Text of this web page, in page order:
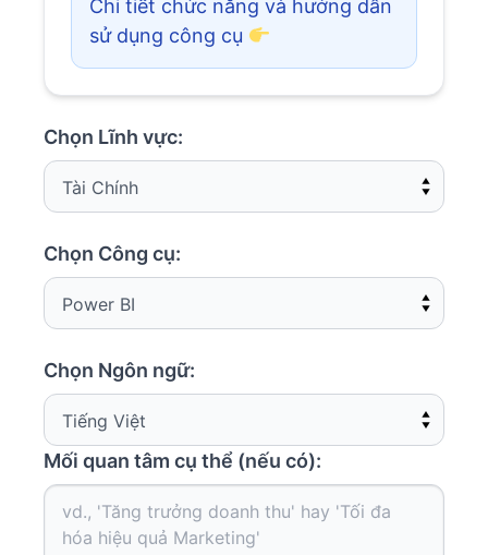
Chi tiết chức năng và hướng dẫn
sử dụng công cụ
Chọn Lĩnh vực:
Chọn Công cụ:
Chọn Ngôn ngữ:
Mối quan tâm cụ thể (nếu có):